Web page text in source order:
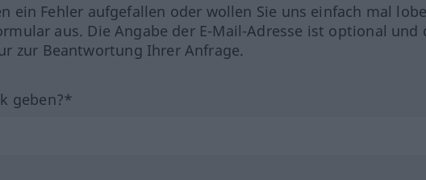
ein Fehler aufgefallen oder wollen Sie uns einfach mal
aus. Die Angabe der E-Mail-Adresse ist optional und
zur Beantwortung Ihrer Anfrage.
geben?*